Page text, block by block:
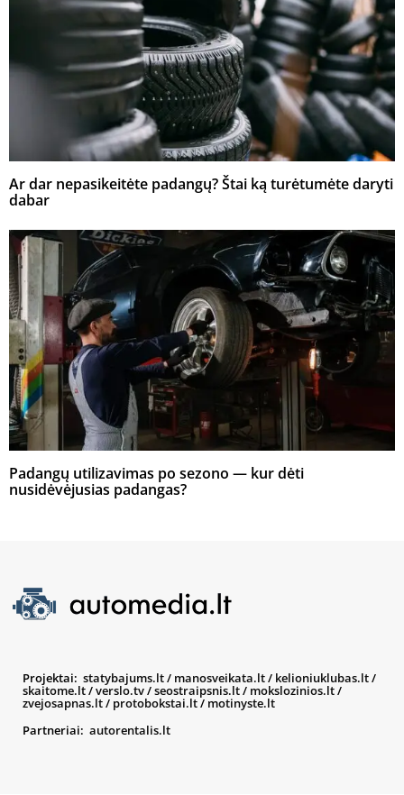
Ar dar nepasikeitėte padangų? Štai ką turėtumėte daryti
dabar
Padangų utilizavimas po sezono — kur dėti
nusidėvėjusias padangas?
Projektai: statybajums.lt/ manosveikata.lt/ kelioniuklubas.lt/
skaitome.lt/verslo.tv/seostraipsnis.lt/ mokslozinios.lt/
zvejosapnas.lt/ protobokstai.lt/ motinyste.lt
Partneriai: autorentalis.lt